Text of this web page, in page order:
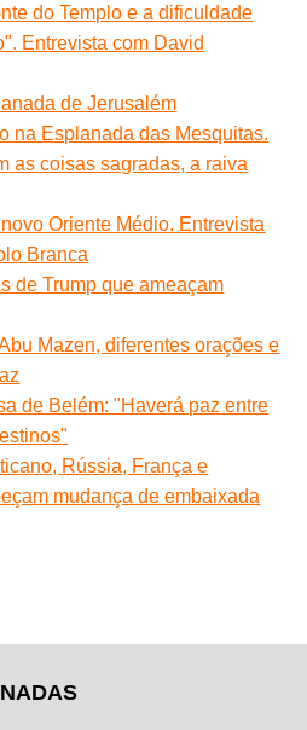
do Templo e a dificuldade
Entrevista com David
de Jerusalém
na Esplanada das Mesquitas.
as coisas sagradas, a raiva
Oriente Médio. Entrevista
Branca
de Trump que ameaçam
Mazen, diferentes orações e
de Belém: "Haverá paz entre
Rússia, França e
mudança de embaixada